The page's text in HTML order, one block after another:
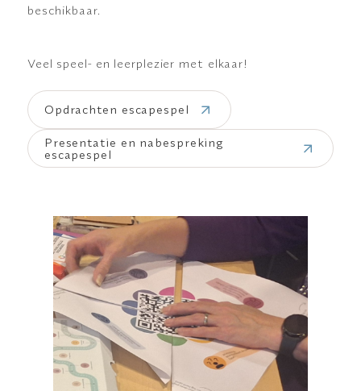
WAAR BEN JE NAAR OP ZOEK?
beschikbaar.
Veel speel- en leerplezier met elkaar!
Opdrachten escapespel
Presentatie en nabespreking
escapespel